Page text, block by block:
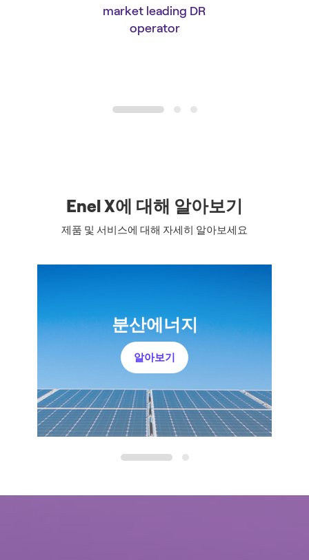
market leading DR
operator
1 2 3
Enel X에 대해 알아보기
제품 및 서비스에 대해 자세히 알아보세요
기 분산에너지
알아보기
1 2